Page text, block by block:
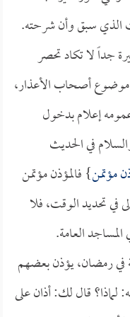
الذي سبق وأن شرحته.
جداً لا تكاد تحصر
موضوع أصحاب الأعذار،
إعلام بدخول
في الحديث
مؤتمن} فالمؤذن مؤتمن
في تحديد الوقت، فلا
العامة.
رمضان، يؤذن بعضهم
لماذا؟ قال لك: أذان على